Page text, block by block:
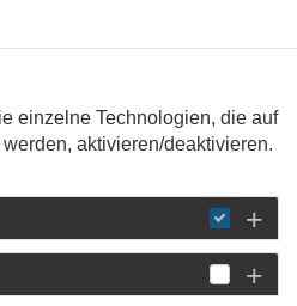
einzelne Technologien, die auf
aktivieren/deaktivieren.